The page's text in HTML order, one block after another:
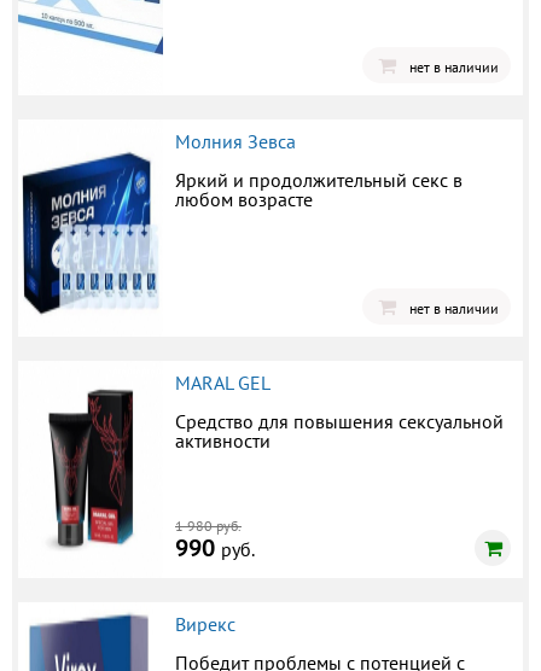
нет в наличии
Молния Зевса
Яркий и продолжительный секс в
любом возрасте
нет в наличии
MARAL GEL
Средство для повышения сексуальной
активности
1 980 руб.
990 руб.
Вирекс
Победит проблемы с потенцией с